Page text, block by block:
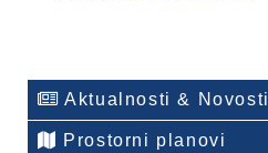
Aktualnosti & Novosti
Prostorni planovi